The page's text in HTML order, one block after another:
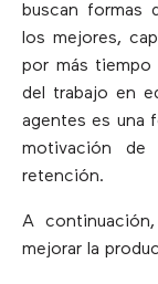
buscan formas
los mejores,
por más tiempo
del trabajo en
agentes es una
motivación
retención.
A
mejorar la